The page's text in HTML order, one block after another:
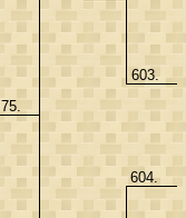
75.
603.
604.